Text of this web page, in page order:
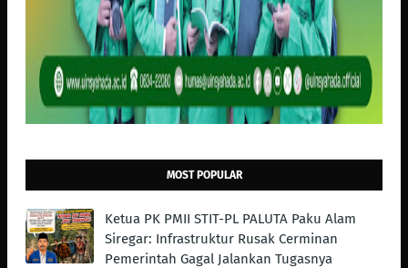
MOST POPULAR
Ketua PK PMII STIT-PL PALUTA Paku Alam
Siregar: Infrastruktur Rusak Cerminan
Pemerintah Gagal Jalankan Tugasnya